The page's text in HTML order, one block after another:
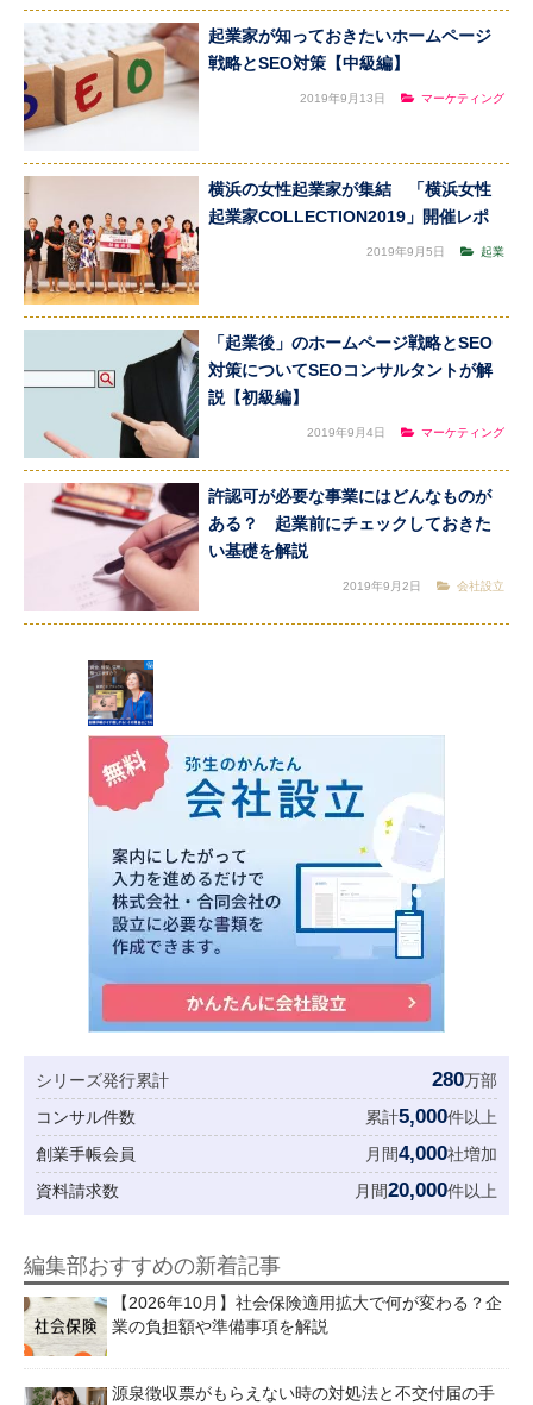
起業家が知っておきたいホームページ
戦略とSEO対策【中級編】
2019年9月13日 マーケティング
横浜の女性起業家が集結 「横浜女性
起業家COLLECTION2019」開催レポ
2019年9月5日 起業
「起業後」のホームページ戦略とSEO
対策についてSEOコンサルタントが解
説【初級編】
2019年9月4日 マーケティング
許認可が必要な事業にはどんなものが
ある？ 起業前にチェックしておきた
い基礎を解説
2019年9月2日 会社設立
シリーズ発行累計 280万部
コンサル件数
累計5,000件以上
創業手帳会員
月間4,000社増加
資料請求数
月間20,000件以上
編集部おすすめの新着記事
【2026年10月】社会保険適用拡大で何が変わる？企
業の負担額や準備事項を解説
源泉徴収票がもらえない時の対処法と不交付届の手